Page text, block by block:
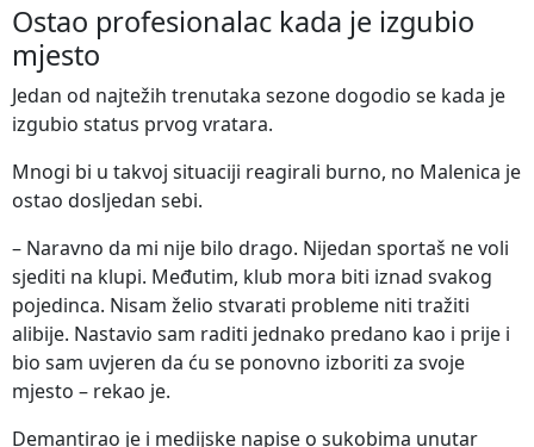
Ostao profesionalac kada je izgubio
mjesto
Jedan od najtežih trenutaka sezone dogodio se kada je
izgubio status prvog vratara.
Mnogi bi u takvoj situaciji reagirali burno, no Malenica je
ostao dosljedan sebi.
– Naravno da mi nije bilo drago. Nijedan sportaš ne voli
sjediti na klupi. Međutim, klub mora biti iznad svakog
pojedinca. Nisam želio stvarati probleme niti tražiti
alibije. Nastavio sam raditi jednako predano kao i prije i
bio sam uvjeren da ću se ponovno izboriti za svoje
mjesto – rekao je.
Demantirao je i medijske napise o sukobima unutar